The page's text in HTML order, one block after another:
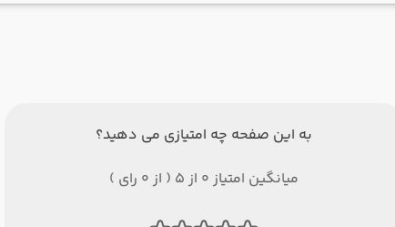
به این صفحه چه امتیازی می دهید؟
میانگین امتیاز 0 از 5 ( از 0 رای )